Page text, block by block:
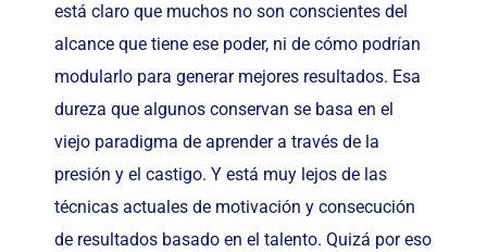
está claro que muchos no son conscientes del
alcance que tiene ese poder, ni de cómo podrían
modularlo para generar mejores resultados. Esa
dureza que algunos conservan se basa en el
viejo paradigma de aprender a través de la
presión y el castigo. Y está muy lejos de las
técnicas actuales de motivación y consecución
de resultados basado en el talento. Quizá por eso